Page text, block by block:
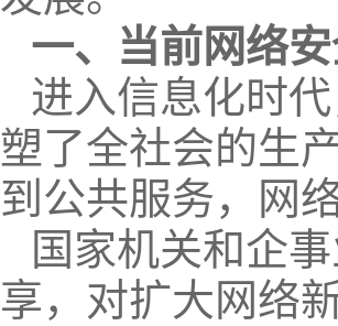
一、当前网络
进入信息化时
塑了全社会的生
到公共服务，网
国家机关和企
享，对扩大网络